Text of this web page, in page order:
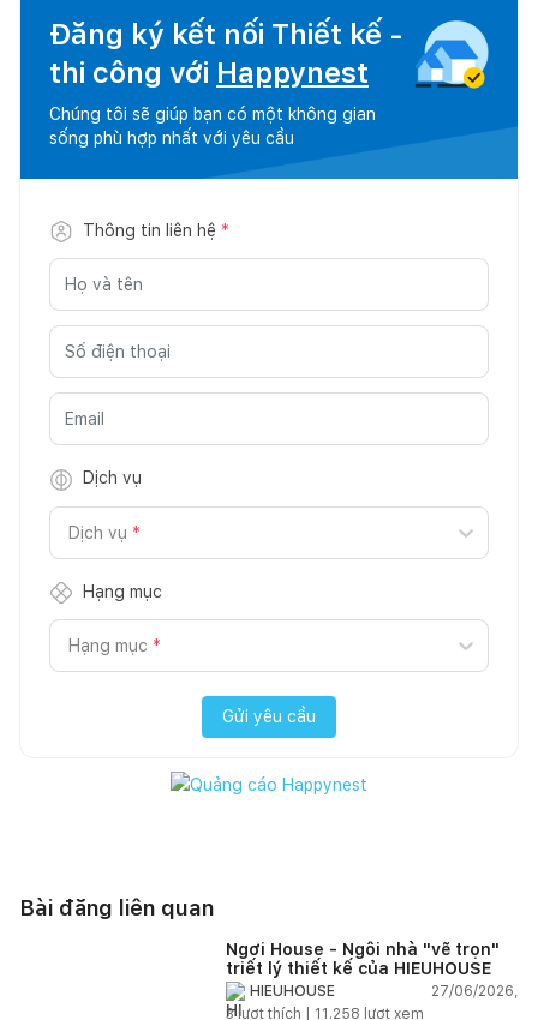
Đăng ký kết nối Thiết kế -
thi công với Happynest
Chúng tôi sẽ giúp bạn có một không gian
sống phù hợp nhất với yêu cầu
Thông tin liên hệ *
Dịch vụ
Dịch vụ *
Hạng mục
Hạng mục *
Gửi yêu cầu
Bài đăng liên quan
Ngơi House - Ngôi nhà "vẽ trọn"
triết lý thiết kế của HIEUHOUSE
HIEUHOUSE
27/06/2026,
3lượt thích | 11.258 lượt xem